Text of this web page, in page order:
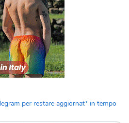
per restare aggiornat* in tempo